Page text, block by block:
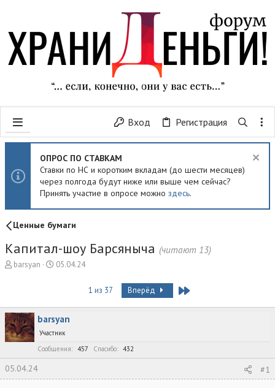
Вход Регистрация
ОПРОС ПО СТАВКАМ
Ставки по НС и коротким вкладам (до шести месяцев)
через полгода будут ниже или выше чем сейчас?
Принять участие в опросе можно здесь.
Ценные бумаги
Капитал-шоу Барсяныча (читают 13)
А
р
т
е
м
barsyan
Д
н
а
ч
л
05.04.24
1 из 37 Вперёд Last
barsyan
Участник
Сообщения
457 Спасибо 432
05.04.24 #1